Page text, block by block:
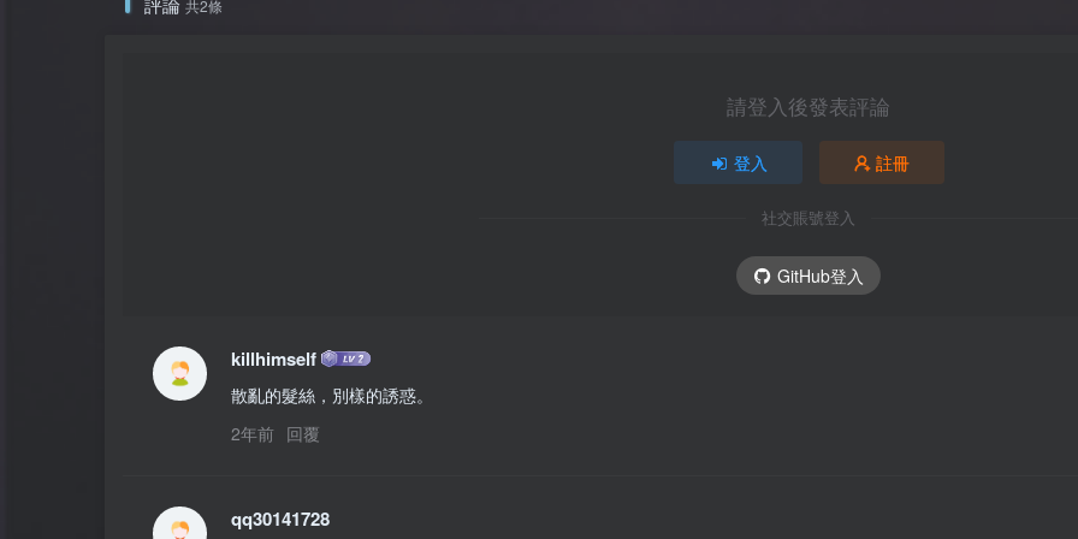
共2條
請登入後發表評論
登入 註冊
社交賬號登入
GitHub登入
killhimself
散亂的髮絲，別樣的誘惑。
2年前 回覆
qq30141728